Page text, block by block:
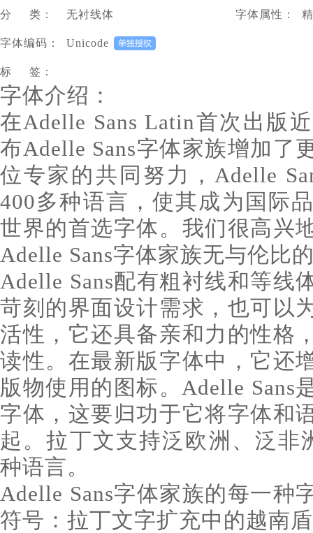
分 类： 无衬线体 字体属性：
字体编码： Unicode
标 签：
字体介绍：
在Adelle Sans Latin首次出版
布Adelle Sans字体家族增加了
位专家的共同努力，Adelle
400多种语言，使其成为国际
世界的首选字体。我们很高兴
Adelle Sans字体家族无与伦比
Adelle Sans配有粗衬线和等线
苛刻的界面设计需求，也可以
活性，它还具备亲和力的性格
读性。在最新版字体中，它还
版物使用的图标。Adelle Sans
字体，这要归功于它将字体和
起。拉丁文支持泛欧洲、泛非
种语言。
Adelle Sans字体家族的每一种
符号：拉丁文字扩充中的越南